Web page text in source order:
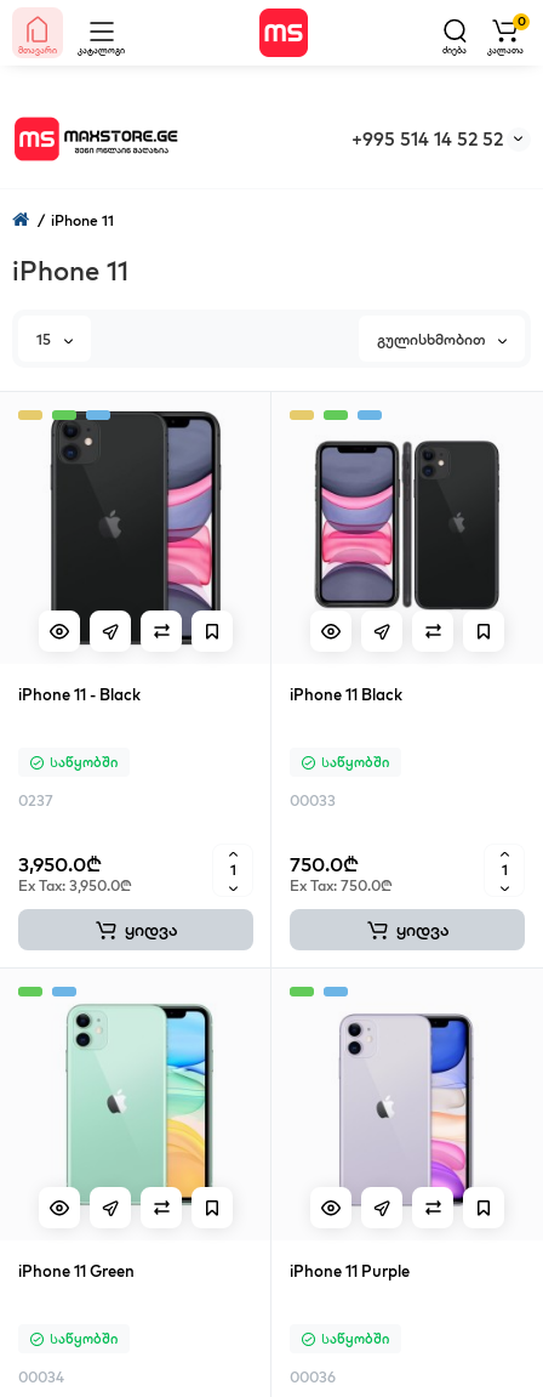
+995 514 14 52 52
მთავარი კატალოგი ძიება
0
კალათა
iPhone 11
iPhone 11
15 გულისხმობით
iPhone 11 - Black
Საწყობში
0237
3,950.0₾
Ex Tax: 3,950.0₾
ყიდვა
iPhone 11 Black
Საწყობში
00033
750.0₾
Ex Tax: 750.0₾
ყიდვა
iPhone 11 Green
Საწყობში
00034
iPhone 11 Purple
Საწყობში
00036